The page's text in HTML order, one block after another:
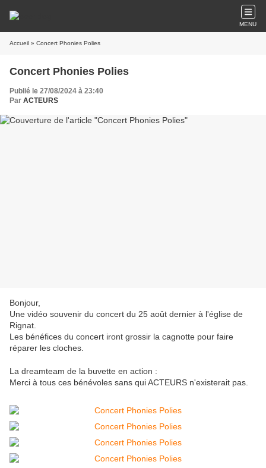
MENU
Accueil » Concert Phonies Polies
Concert Phonies Polies
Publié le 27/08/2024 à 23:40
Par ACTEURS
Bonjour,
Une vidéo souvenir du concert du 25 août dernier à l'église de
Rignat.
Les bénéfices du concert iront grossir la cagnotte pour faire
réparer les cloches.
La dreamteam de la buvette en action :
Merci à tous ces bénévoles sans qui ACTEURS n'existerait pas.